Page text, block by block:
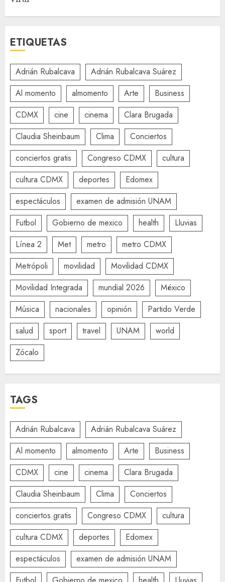
ETIQUETAS
Adrián Rubalcava
Adrián Rubalcava Suárez
Al momento
almomento Arte
Business
CDMX
cine cinema
Clara Brugada
Claudia Sheinbaum
Clima
Conciertos
conciertos gratis
Congreso CDMX
cultura
cultura CDMX
deportes
Edomex
espectáculos
examen de admisión UNAM
Futbol
Gobierno de mexico health
Lluvias
Línea 2
Met metro
metro CDMX
Metrópoli
movilidad
Movilidad CDMX
Movilidad Integrada
mundial 2026
México
Música
nacionales opinión
Partido Verde
salud
sport travel UNAM
world
Zócalo
TAGS
Adrián Rubalcava
Adrián Rubalcava Suárez
Al momento
almomento Arte
Business
CDMX
cine cinema
Clara Brugada
Claudia Sheinbaum
Clima
Conciertos
conciertos gratis
Congreso CDMX
cultura
cultura CDMX
deportes
Edomex
espectáculos
examen de admisión UNAM